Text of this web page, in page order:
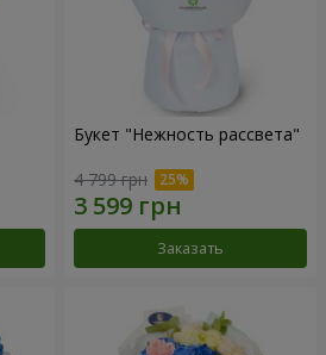
Букет "Нежность рассвета"
4 799 грн
Заказать